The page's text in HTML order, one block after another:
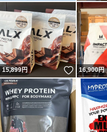
15,899円 いいね！
16,900円